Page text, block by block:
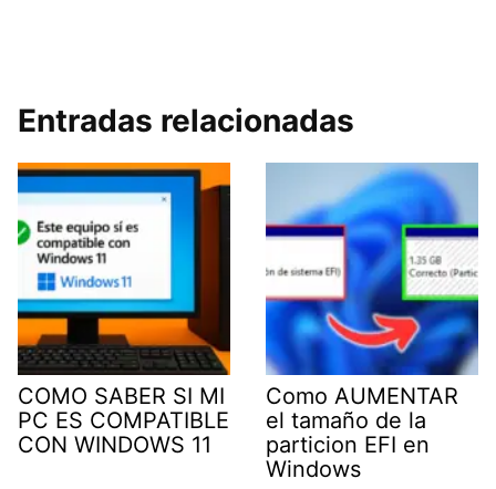
Entradas relacionadas
COMO SABER SI MI
PC ES COMPATIBLE
CON WINDOWS 11
Como AUMENTAR
el tamaño de la
particion EFI en
Windows